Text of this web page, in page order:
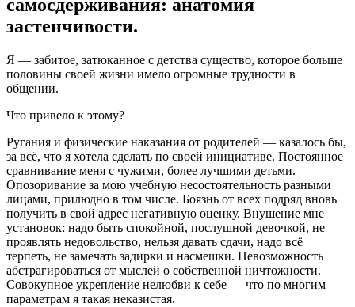
самосдерживания: анатомия
застенчивости.
Я — забитое, затюканное с детства существо, которое больше
половины своей жизни имело огромные трудности в
общении.
Что привело к этому?
Ругания и физические наказания от родителей — казалось бы,
за всё, что я хотела сделать по своей инициативе. Постоянное
сравнивание меня с чужими, более лучшими детьми.
Опозоривание за мою учебную несостоятельность разными
лицами, прилюдно в том числе. Боязнь от всех подряд вновь
получить в свой адрес негативную оценку. Внушение мне
установок: надо быть спокойной, послушной девочкой, не
проявлять недовольство, нельзя давать сдачи, надо всё
терпеть, не замечать задирки и насмешки. Невозможность
абстрагироваться от мыслей о собственной ничтожности.
Совокупное укрепление нелюбви к себе — что по многим
параметрам я такая неказистая.